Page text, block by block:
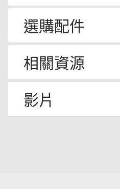
選購配件
相關資源
影片